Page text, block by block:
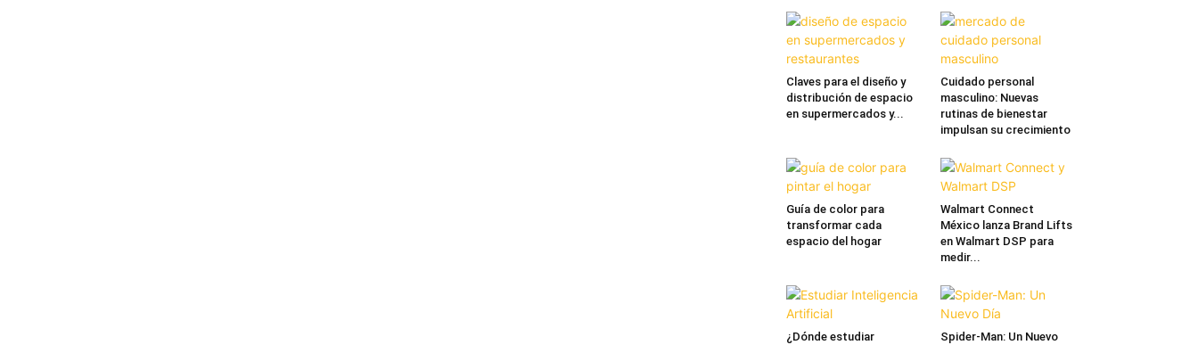
Claves para el diseño y
distribución de espacio
en supermercados y...
Cuidado personal
masculino: Nuevas
rutinas de bienestar
impulsan su crecimiento
Guía de color para
transformar cada
espacio del hogar
Walmart Connect
México lanza Brand Lifts
en Walmart DSP para
medir...
¿Dónde estudiar
Spider-Man: Un Nuevo